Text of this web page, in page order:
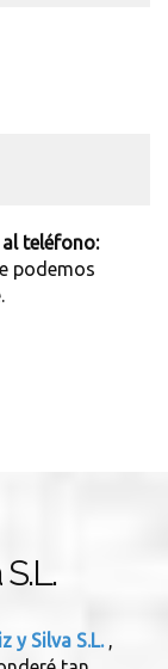
teléfono:
podemos
y Silva S.L. ,